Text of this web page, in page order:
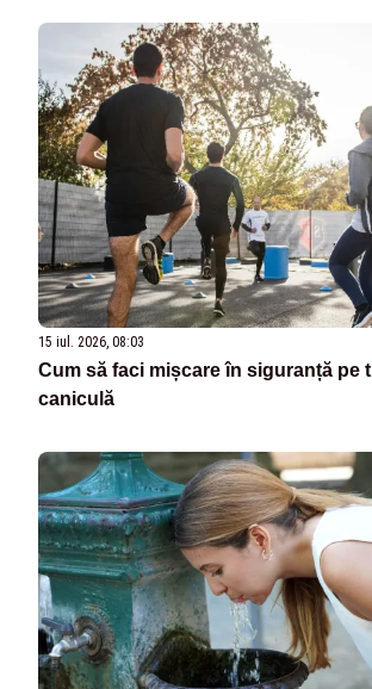
15 iul. 2026, 08:03
Cum să faci mișcare în siguranță pe
caniculă